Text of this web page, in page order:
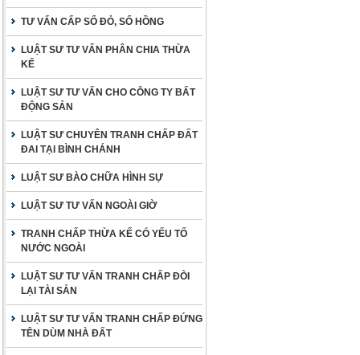
TƯ VẤN CẤP SỔ ĐỎ, SỔ HỒNG
LUẬT SƯ TƯ VẤN PHÂN CHIA THỪA
KẾ
LUẬT SƯ TƯ VẤN CHO CÔNG TY BẤT
ĐỘNG SẢN
LUẬT SƯ CHUYÊN TRANH CHẤP ĐẤT
ĐAI TẠI BÌNH CHÁNH
LUẬT SƯ BÀO CHỮA HÌNH SỰ
LUẬT SƯ TƯ VẤN NGOÀI GIỜ
TRANH CHẤP THỪA KẾ CÓ YẾU TỐ
NƯỚC NGOÀI
LUẬT SƯ TƯ VẤN TRANH CHẤP ĐÒI
LẠI TÀI SẢN
LUẬT SƯ TƯ VẤN TRANH CHẤP ĐỨNG
TÊN DÙM NHÀ ĐẤT